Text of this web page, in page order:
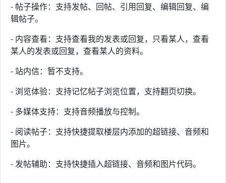
- 帖子操作：支持发帖、回帖、引用回复、编辑回复、编
辑帖子。
- 内容查看：支持查看我的发表或回复，只看某人，查看
某人的发表或回复，查看某人的资料。
- 站内信：暂不支持。
- 浏览体验：支持记忆帖子浏览位置，支持翻页切换。
- 多媒体支持：支持音频播放与控制。
- 阅读帖子：支持快捷提取楼层内添加的超链接、音频和
图片。
- 发帖辅助：支持快捷插入超链接、音频和图片代码。